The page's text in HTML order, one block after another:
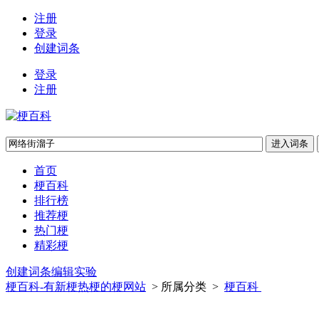
注册
登录
创建词条
登录
注册
首页
梗百科
排行榜
推荐梗
热门梗
精彩梗
创建词条编辑实验
梗百科-有新梗热梗的梗网站 > 所属分类 > 梗百科